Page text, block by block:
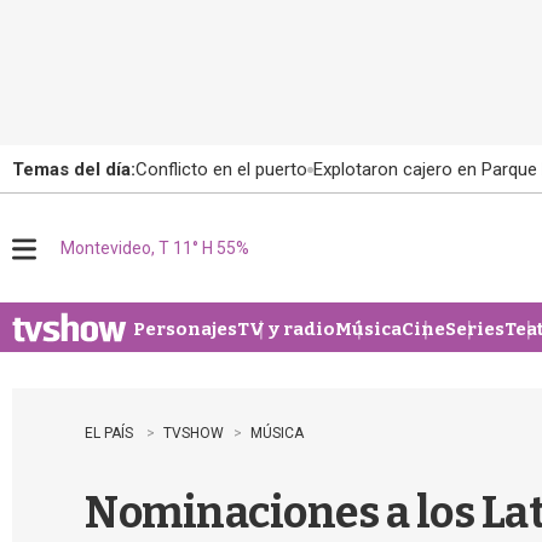
Temas del día:Conflicto en el puerto Explotaron cajero en
u
Montevideo, T 11° H 55%
PersonajesTV y radioMúsicaCineSeries
EL PAÍS TVSHOW MÚSICA
Nominaciones a los